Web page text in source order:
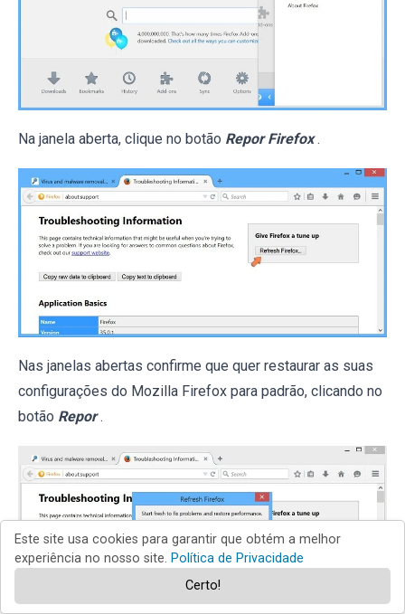
Na janela aberta, clique no botão Repor Firefox .
Nas janelas abertas confirme que quer restaurar as suas
configurações do Mozilla Firefox para padrão, clicando no
botão Repor .
Este site usa cookies para garantir que obtém a melhor
experiência no nosso site. Política de Privacidade
Certo!